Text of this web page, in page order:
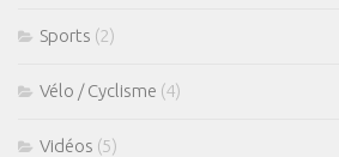
Sports (2)
Vélo / Cyclisme (4)
Vidéos (5)